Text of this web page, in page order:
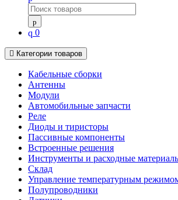
0
Категории товаров
Кабельные сборки
Антенны
Модули
Автомобильные запчасти
Реле
Диоды и тиристоры
Пассивные компоненты
Встроенные решения
Инструменты и расходные
Склад
Управление температурным
Полупроводники